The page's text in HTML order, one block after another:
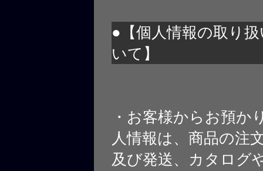
●【個人情報の取り
いて】
・お客様からお預か
人情報は、商品の注
及び発送、カタログ